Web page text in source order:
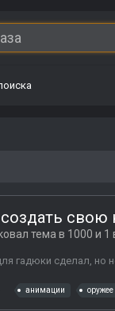
свою
тема в 1000 и 1
гадюки сделал, но
анимации оружее